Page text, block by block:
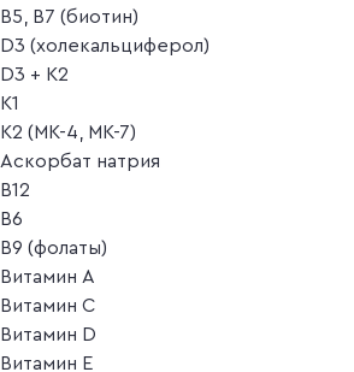
B5, B7 (биотин)
D3 (холекальциферол)
D3 + K2
K1
K2 (MK-4, MK-7)
Аскорбат натрия
В12
В6
В9 (фолаты)
Витамин A
Витамин C
Витамин D
Витамин E